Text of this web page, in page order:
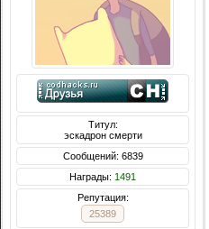
Титул:
эскадрон смерти
Сообщений: 6839
Награды: 1491
Репутация:
25389